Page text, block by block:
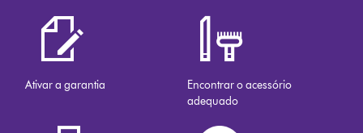
Ativar a garantia
Encontrar o acessório
adequado